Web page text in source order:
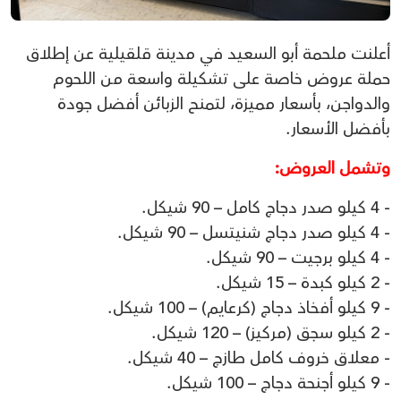
أعلنت ملحمة أبو السعيد في مدينة قلقيلية عن إطلاق
حملة عروض خاصة على تشكيلة واسعة من اللحوم
والدواجن، بأسعار مميزة، لتمنح الزبائن أفضل جودة
بأفضل الأسعار.
وتشمل العروض:
- 4 كيلو صدر دجاج كامل – 90 شيكل.
- 4 كيلو صدر دجاج شنيتسل – 90 شيكل.
- 4 كيلو برجيت – 90 شيكل.
- 2 كيلو كبدة – 15 شيكل.
- 9 كيلو أفخاذ دجاج (كرعايم) – 100 شيكل.
- 2 كيلو سجق (مركيز) – 120 شيكل.
- معلاق خروف كامل طازج – 40 شيكل.
- 9 كيلو أجنحة دجاج – 100 شيكل.